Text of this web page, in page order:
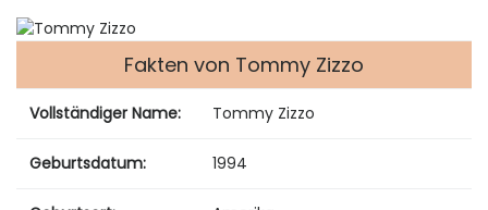
Fakten von Tommy Zizzo
Vollständiger Name: Tommy Zizzo
Geburtsdatum: 1994